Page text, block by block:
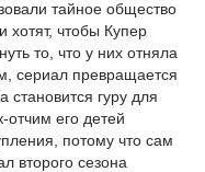
тайное общество
чтобы Купер
то, что у них отняла
сериал превращается
гуру для
отчим его детей
потому что сам
второго сезона